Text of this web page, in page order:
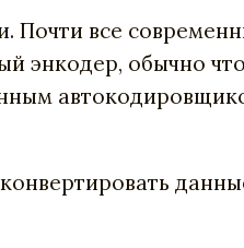
все
энкодер, обычно